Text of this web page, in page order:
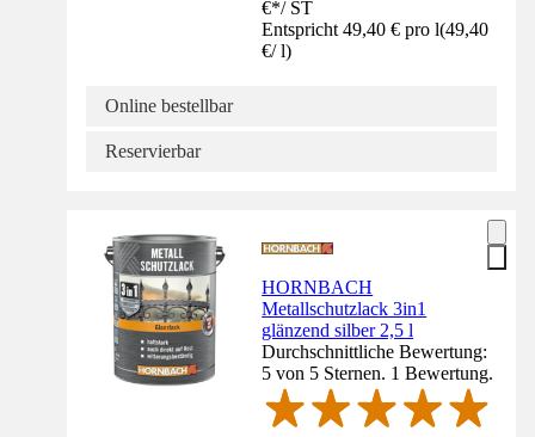
€*/ ST
Entspricht 49,40 € pro l(49,40
€/ l)
Online bestellbar
Reservierbar
HORNBACH
Metallschutzlack 3in1
glänzend silber 2,5 l
Durchschnittliche Bewertung:
5 von 5 Sternen. 1 Bewertung.